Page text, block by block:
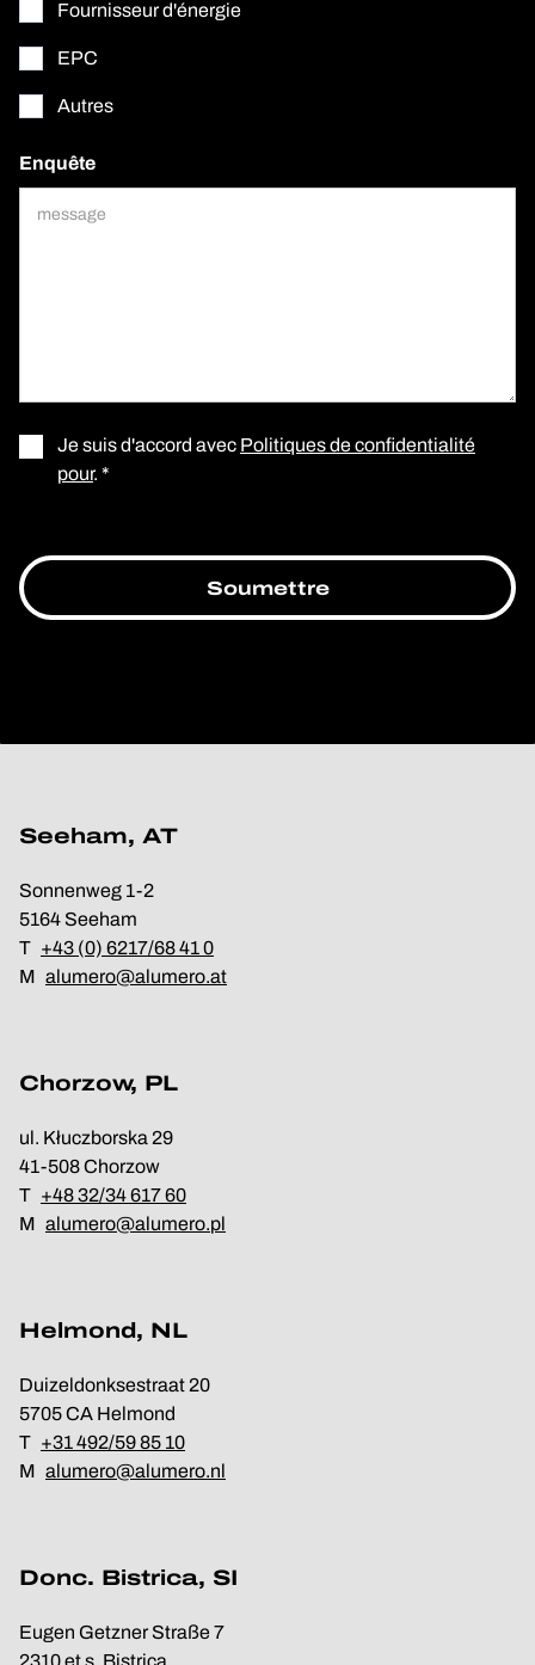
Fournisseur d'énergie
EPC
Autres
Enquête
Je suis d'accord avec Politiques de confidentialité
pour. *
Seeham, AT
Sonnenweg 1-2
5164 Seeham
T +43 (0) 6217/68 41 0
M alumero@alumero.at
Chorzow, PL
ul. Kłuczborska 29
41-508 Chorzow
T +48 32/34 617 60
M alumero@alumero.pl
Helmond, NL
Duizeldonksestraat 20
5705 CA Helmond
T +31 492/59 85 10
M alumero@alumero.nl
Donc. Bistrica, SI
Eugen Getzner Straße 7